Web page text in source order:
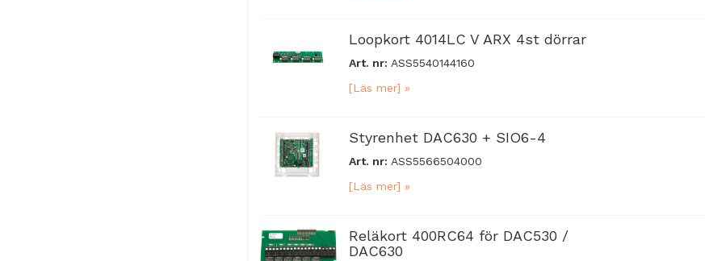
Loopkort 4014LC V ARX 4st dörrar
Art. nr: ASS5540144160
[Läs mer] »
Styrenhet DAC630 + SIO6-4
Art. nr: ASS5566504000
[Läs mer] »
Reläkort 400RC64 för DAC530 /
DAC630